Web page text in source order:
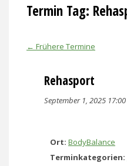
Termin Tag:
← Frühere Termine
Rehasport
September 1, 2025 17:00
Ort: BodyBalance
Terminkategorien: